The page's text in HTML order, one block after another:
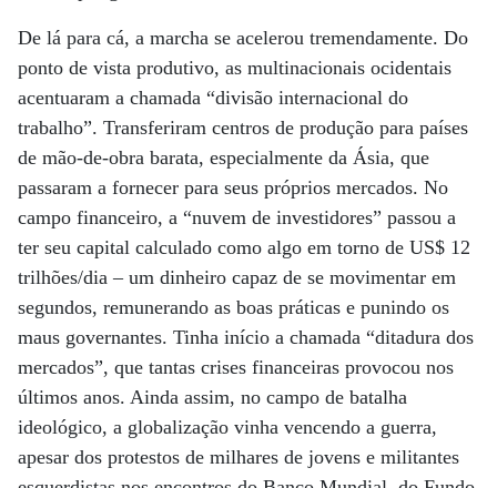
De lá para cá, a marcha se acelerou tremendamente. Do
ponto de vista produtivo, as multinacionais ocidentais
acentuaram a chamada “divisão internacional do
trabalho”. Transferiram centros de produção para países
de mão-de-obra barata, especialmente da Ásia, que
passaram a fornecer para seus próprios mercados. No
campo financeiro, a “nuvem de investidores” passou a
ter seu capital calculado como algo em torno de US$ 12
trilhões/dia – um dinheiro capaz de se movimentar em
segundos, remunerando as boas práticas e punindo os
maus governantes. Tinha início a chamada “ditadura dos
mercados”, que tantas crises financeiras provocou nos
últimos anos. Ainda assim, no campo de batalha
ideológico, a globalização vinha vencendo a guerra,
apesar dos protestos de milhares de jovens e militantes